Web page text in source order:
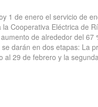
1 de enero el servicio de
la Cooperativa Eléctrica de
de alrededor del 67
darán en dos etapas: La
al 29 de febrero y la